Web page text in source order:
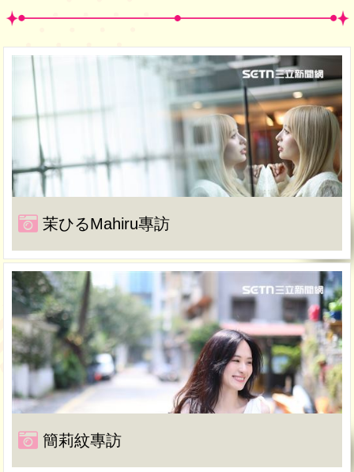
茉ひるMahiru專訪
簡莉紋專訪